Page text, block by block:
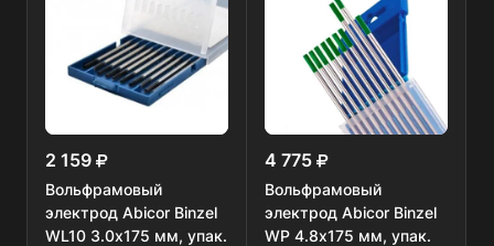
2 159
Вольфрамовый
электрод Abicor Binzel
WL10 3.0х175 мм, упак.
4 775
Вольфрамовый
электрод Abicor Binzel
WP 4.8х175 мм, упак.